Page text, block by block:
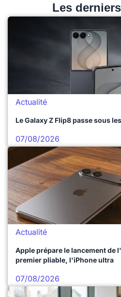
Les
Actualité
Le Galaxy Z Flip8 passe sous
07/08/2026
Actualité
Apple prépare le lancement de
premier pliable, l'iPhone ultra
07/08/2026